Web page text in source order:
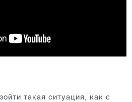
такая ситуация, как с